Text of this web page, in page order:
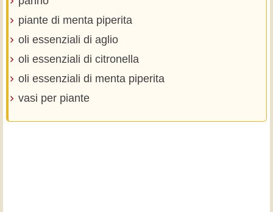
piante di menta piperita
oli essenziali di aglio
oli essenziali di citronella
oli essenziali di menta piperita
vasi per piante